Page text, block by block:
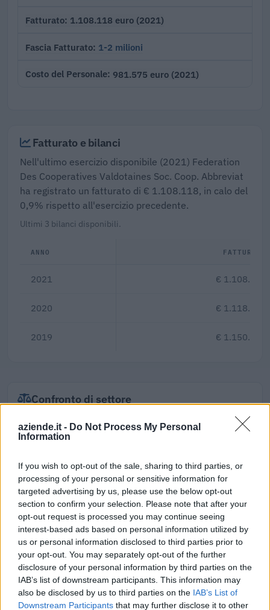
aziende.it - Do Not Process My Personal
Information
If you wish to opt-out of the sale, sharing to third parties, or
processing of your personal or sensitive information for
targeted advertising by us, please use the below opt-out
section to confirm your selection. Please note that after your
opt-out request is processed you may continue seeing
interest-based ads based on personal information utilized by
us or personal information disclosed to third parties prior to
your opt-out. You may separately opt-out of the further
disclosure of your personal information by third parties on the
IAB’s list of downstream participants. This information may
also be disclosed by us to third parties on the IAB’s List of
Downstream Participants that may further disclose it to other
Fatturato 1.108.118 euro (2021)
Fascia Fatturato 1-2 milioni
Costo del Personale 981.575 euro (2021)
Fatturato e bilanci
Nell'ultimo esercizio disponibile (2021) Federation
Des Cooperatives Valdotaines Soc. Coop. Abbreviat
ha registrato un fatturato di € 1.108.118, in calo del
0,9% rispetto all'esercizio precedente.
Ultimi 3 bilanci disponibili.
ANNO FATTURATO
2021 € 1.108.118
2020 € 1.118.021
2019 € 1.150.494
Confronto di settore
Il fatturato di Federation Des Cooperatives Valdotaines
Soc. Coop. Abbreviat (
(342.082 euro), calcolata su 3.822 imprese.
Elaborazione sui bilanci depositati (Registro Imprese). Mediana per
divisione ATECO a livello nazionale.
Dove si trova
Indirizzo:Localita' La Maladiere 124 , 11020